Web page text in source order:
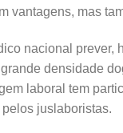
vantagens, mas
nacional prever,
densidade
laboral tem
juslaboristas.